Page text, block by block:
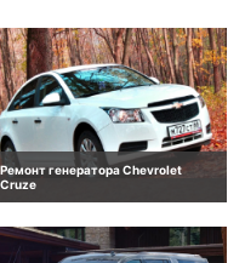
Ремонт генератора Chevrolet
Cruze